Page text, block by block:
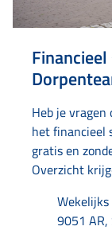
Heb je
het financieel
gratis en
Overzicht
post
uitkering.-
Wekelijks
9051